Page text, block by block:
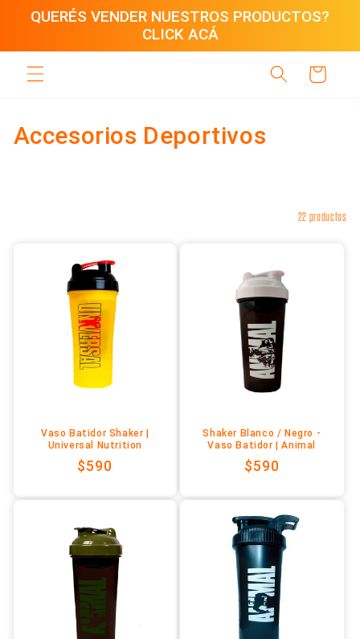
QUERÉS VENDER NUESTROS PRODUCTOS?
CLICK ACÁ
directamente
Carrito
C
Accesorios Deportivos
22 productos
Vaso Batidor Shaker |
Universal Nutrition
Precio
$590
Shaker Blanco / Negro -
Vaso Batidor | Animal
Precio
$590